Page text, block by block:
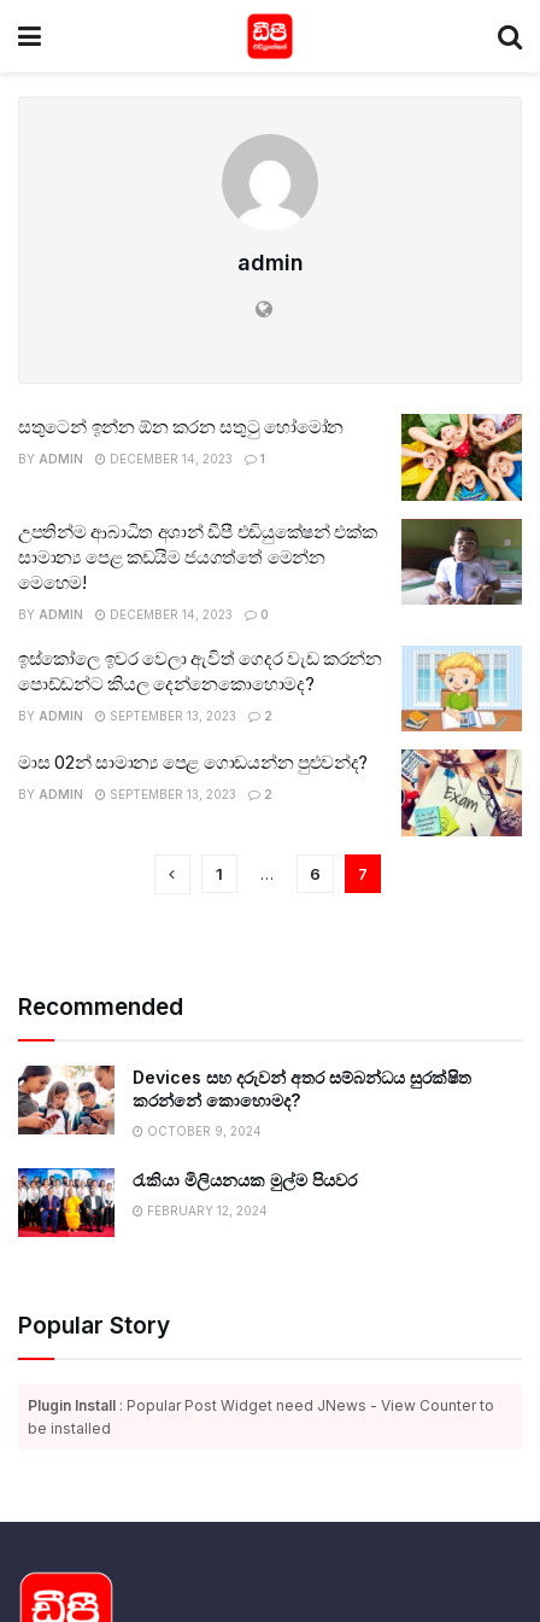
admin
සතුටෙන් ඉන්න ඕන කරන සතුටු හෝමෝන
BY ADMIN DECEMBER 14, 2023 1
උපතින්ම ආබාධිත අශාන් ඩීපී එඩියුකේෂන් එක්ක
සාමාන්‍ය පෙළ කඩයිම ජයගත්තේ මෙන්න
මෙහෙම!
BY ADMIN DECEMBER 14, 2023 0
ඉස්කෝලෙ ඉවර වෙලා ඇවිත් ගෙදර වැඩ කරන්න
පොඩ්ඩන්ට කියල දෙන්නෙකොහොමද?
BY ADMIN SEPTEMBER 13, 2023 2
මාස 02න් සාමාන්‍ය පෙළ ගොඩයන්න පුළුවන්ද?
BY ADMIN SEPTEMBER 13, 2023 2
1 … 6 7
Recommended
Devices සහ දරුවන් අතර සම්බන්ධය සුරක්ෂිත
කරන්නේ කොහොමද?
OCTOBER 9, 2024
රැකියා මිලියනයක මුල්ම පියවර
FEBRUARY 12, 2024
Popular Story
Plugin Install : Popular Post Widget need JNews - View Counter to
be installed